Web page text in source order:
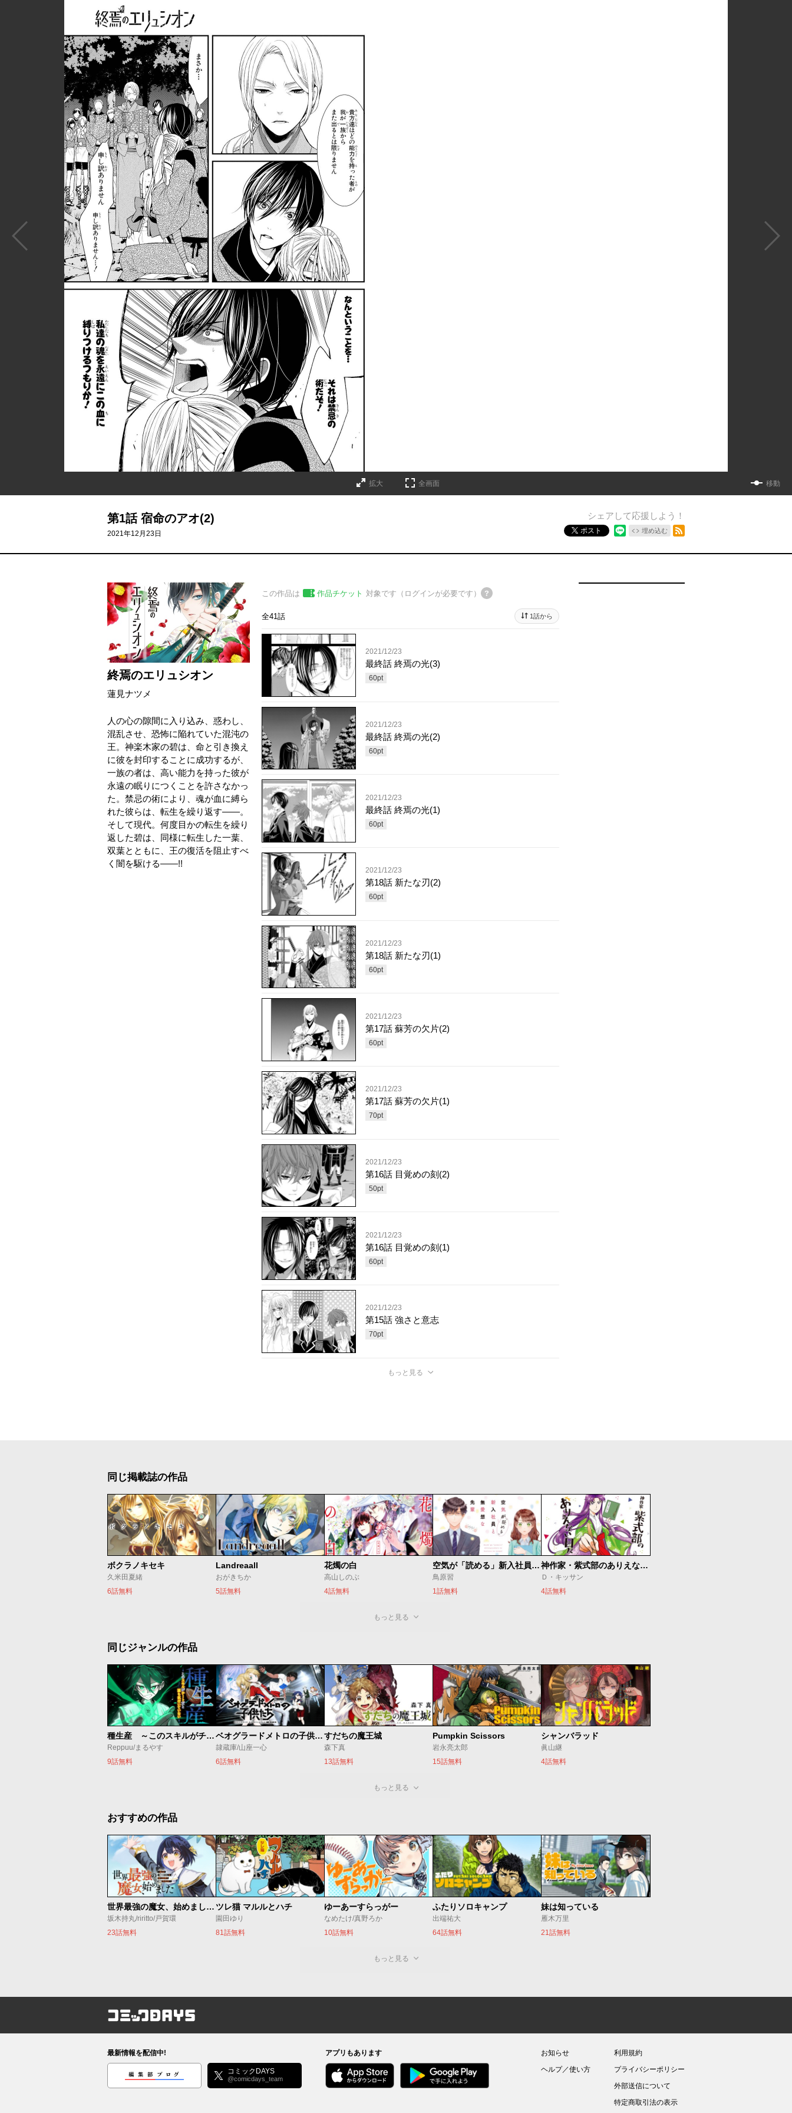
拡大 全画面 移動
第1話 宿命のアオ(2)
2021年12月23日
シェアして応援しよう！
ポスト 埋め込む
終焉のエリュシオン
蓮見ナツメ
人の心の隙間に入り込み、惑わし、
混乱させ、恐怖に陥れていた混沌の
王。神楽木家の碧は、命と引き換え
に彼を封印することに成功するが、
一族の者は、高い能力を持った彼が
永遠の眠りにつくことを許さなかっ
た。禁忌の術により、魂が血に縛ら
れた彼らは、転生を繰り返す――。
そして現代。何度目かの転生を繰り
返した碧は、同様に転生した一葉、
双葉とともに、王の復活を阻止すべ
く闇を駆ける――!!
この作品は 作品チケット 対象です（ログインが必要です）
全41話 1話から
2021/12/23
最終話 終焉の光(3)
60pt
2021/12/23
最終話 終焉の光(2)
60pt
2021/12/23
最終話 終焉の光(1)
60pt
2021/12/23
第18話 新たな刃(2)
60pt
2021/12/23
第18話 新たな刃(1)
60pt
2021/12/23
第17話 蘇芳の欠片(2)
60pt
2021/12/23
第17話 蘇芳の欠片(1)
70pt
2021/12/23
第16話 目覚めの刻(2)
50pt
2021/12/23
第16話 目覚めの刻(1)
60pt
2021/12/23
第15話 強さと意志
70pt
もっと見る
同じ掲載誌の作品
ボクラノキセキ
久米田夏緒
6話無料
Landreaall
おがきちか
5話無料
花燭の白
高山しのぶ
4話無料
空気が「読める」新入社員と無愛想な先輩
鳥原習
1話無料
神作家・紫式部のありえない日々
Ｄ・キッサン
4話無料
もっと見る
同じジャンルの作品
種生産 ～このスキルがチートだとまだ誰も気付いていない～
Reppuu/まるやす
9話無料
ベオグラードメトロの子供たち
隷蔵庫/山座一心
6話無料
すだちの魔王城
森下真
13話無料
Pumpkin Scissors
岩永亮太郎
15話無料
シャンバラッド
眞山継
4話無料
もっと見る
おすすめの作品
世界最強の魔女、始めました ～私だけ『攻略サイト』を見れる世界で自由に生きます～
坂木持丸/riritto/戸賀環
23話無料
ツレ猫 マルルとハチ
園田ゆり
81話無料
ゆーあーすらっがー
なめたけ/真野ろか
10話無料
ふたりソロキャンプ
出端祐大
64話無料
妹は知っている
雁木万里
21話無料
もっと見る
コミックDAYS
最新情報を配信中!
編集部ブログ コミックDAYS
@comicdays_team
アプリもあります
お知らせ
ヘルプ／使い方
利用規約
プライバシーポリシー
外部送信について
特定商取引法の表示